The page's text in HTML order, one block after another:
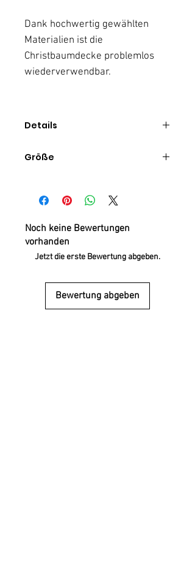
Dank hochwertig gewählten
Materialien ist die
Christbaumdecke problemlos
wiederverwendbar.
Details
100% Handarbeit
Handwäsche
Größe
160cm
Noch keine Bewertungen
vorhanden
Jetzt die erste Bewertung abgeben.
Bewertung abgeben